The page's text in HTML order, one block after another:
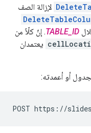
لإزالة الصف
TABLE_ID. إنّ كلّاً من
يعتمدان
أو أعمدته:
POST https://